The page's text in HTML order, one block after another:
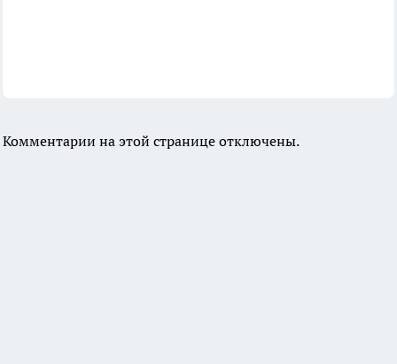
Комментарии на этой странице отключены.